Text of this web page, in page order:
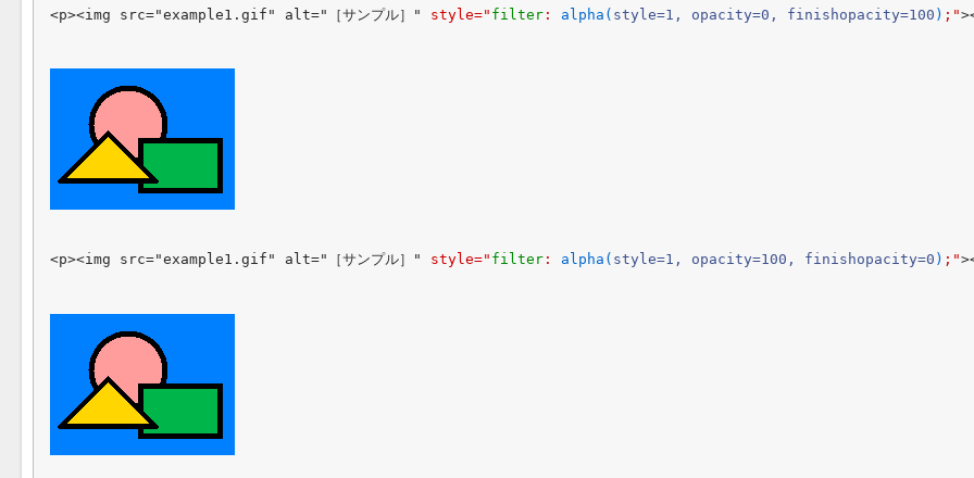
<p><img src="example1.gif" alt="［サンプル］" style=" filter : alpha( style=1, opacity=0, finishopacity=100 ) ;"
<p><img src="example1.gif" alt="［サンプル］" style=" filter : alpha( style=1, opacity=100, finishopacity=0 ) ;"